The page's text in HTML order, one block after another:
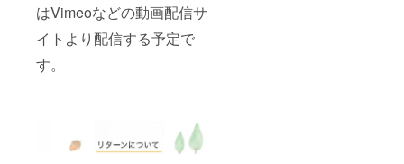
はVimeoなどの動画配信サ
イトより配信する予定で
す。